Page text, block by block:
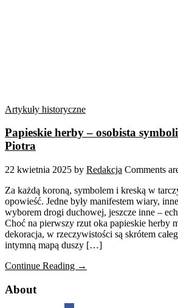
Artykuły historyczne
Papieskie herby – osobista
Piotra
22 kwietnia 2025 by Redakcja Comments
Za każdą koroną, symbolem i kreską w
opowieść. Jedne były manifestem wiary,
wyborem drogi duchowej, jeszcze inne –
Choć na pierwszy rzut oka papieskie herby
dekoracja, w rzeczywistości są skrótem
intymną mapą duszy […]
Continue Reading →
About